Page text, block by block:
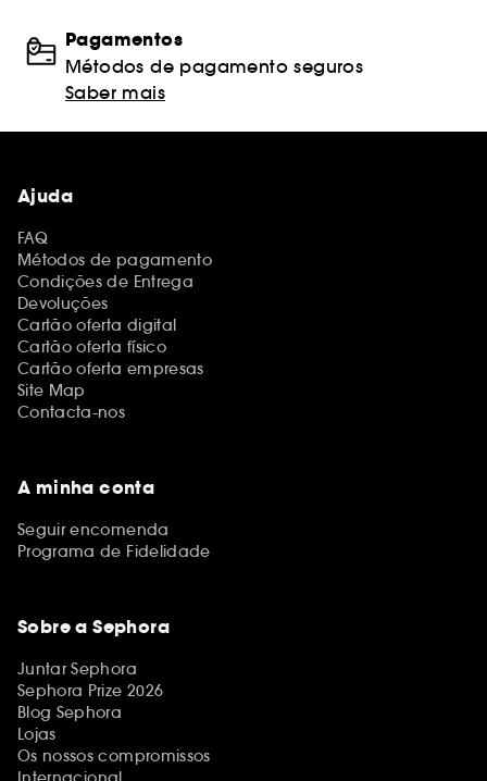
Pagamentos
Métodos de pagamento seguros
Saber mais
Ajuda
FAQ
Métodos de pagamento
Condições de Entrega
Devoluções
Cartão oferta digital
Cartão oferta físico
Cartão oferta empresas
Site Map
Contacta-nos
A minha conta
Seguir encomenda
Programa de Fidelidade
Sobre a Sephora
Juntar Sephora
Sephora Prize 2026
Blog Sephora
Lojas
Os nossos compromissos